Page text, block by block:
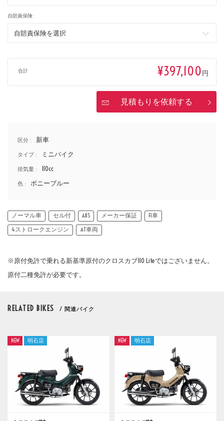
自賠責保険 :
合計 ¥397,100円
見積もりを依頼する
区分 : 新車
タイプ : ミニバイク
排気量 : 110cc
色 : ボニーブルー
ノーマル車 セル付 ABS メーカー保証
FI車
4ストロークエンジン
AT車両
※原付免許で乗れる新基準原付のクロスカブ110 Liteではございません。
原付二種免許が必要です。
RELATED BIKES / 関連バイク
NEW 明石店 NEW 明石店